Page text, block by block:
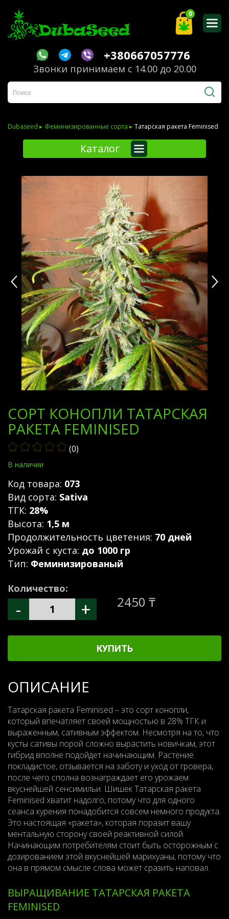
+380667057776
Звонки принимаем с 14.00 до 20.00
0
Dubaseed ▸ Феминизированные сорта ▸ Татарская ракета Feminised
Каталог
СОРТ КОНОПЛИ ТАТАРСКАЯ
РАКЕТА FEMINISED
(0)
В наличии
Код товара: 073
Вид сорта: Sativa
ТГК: 28%
Высота: 1,5 м
Продолжительность цветения: 70 дней
Урожай с куста: до 1000 гр
Тип: Феминизированый
Количество:
- + 2450 ₸
КУПИТЬ
ОПИСАНИЕ
Татарская ракета Feminised – это сорт конопли,
который впечатляет своей мощностью в 28% ТГК и
выраженным, сативным эффектом. Несмотря на то, что
кусты сативы порой сложно вырастить новичкам, этот
гибрид вполне подойдет начинающим. Растение
покладистое, отзывается на заботу и уход от гровера,
после чего сполна вознаграждает его урожаем
вкуснейшей сенсимильи. Шишек Татарская ракета
Feminised хватит надолго, потому что для одного
сеанса курения понадобится совсем немного продукта.
Это настоящая «ракета», которая поразит вашу
ментальную сторону своей реактивной силой.
Начинающим потребителям стоит быть осторожным с
дозированием этой вкуснейшей марихуаны, потому что
она в прямом смысле слова может сразить наповал.
ВЫРАЩИВАНИЕ ТАТАРСКАЯ РАКЕТА
FEMINISED